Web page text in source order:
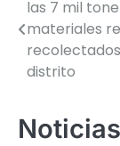
de
entradas
las 7 mil
materiales
distrito